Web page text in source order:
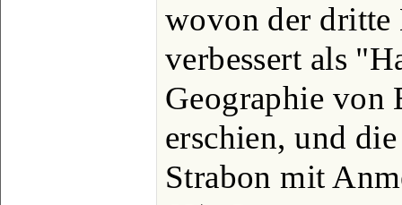
wovon der dritte
verbessert als
Geographie von
erschien, und
Strabon mit